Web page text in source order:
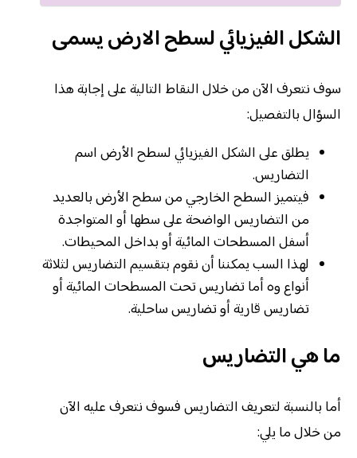
الشكل الفيزيائي لسطح الارض يسمى
سوف نتعرف الآن من خلال النقاط التالية على إجابة هذا
السؤال بالتفصيل:
يطلق على الشكل الفيزيائي لسطح الأرض اسم
التضاريس.
فيتميز السطح الخارجي من سطح الأرض بالعديد
من التضاريس الواضحة على سطها أو المتواجدة
أسفل المسطحات المائية أو بداخل المحيطات.
لهذا السب يمكننا أن نقوم بتقسيم التضاريس لثلاثة
أنواع وه أما تضاريس تحت المسطحات المائية أو
تضاريس قارية أو تضاريس ساحلية.
ما هي التضاريس
أما بالنسبة لتعريف التضاريس فسوف نتعرف عليه الآن
من خلال ما يلي: